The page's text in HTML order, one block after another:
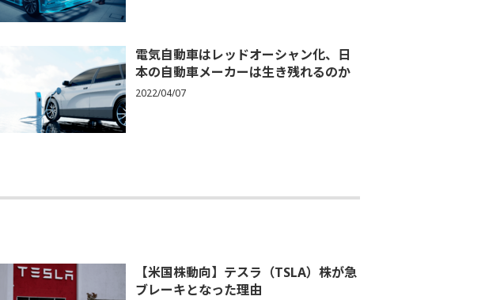
電気自動車はレッドオーシャン化、日
本の自動車メーカーは生き残れるのか
2022/04/07
【米国株動向】テスラ（TSLA）株が急
ブレーキとなった理由